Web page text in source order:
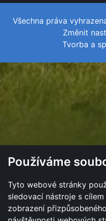
Používáme
Tyto webové stránky
sledovací nástroje s
zobrazení
Všechna práva
Změnit
Tvorba a